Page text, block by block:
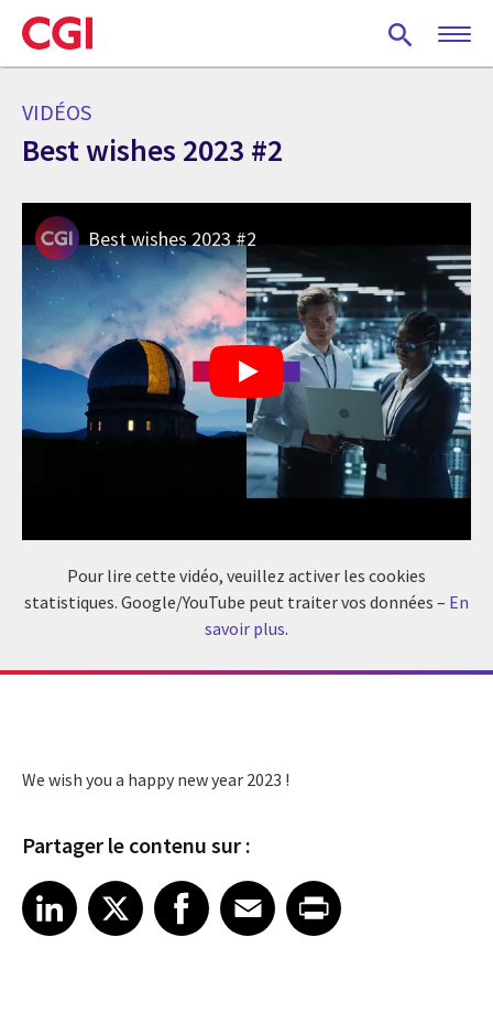
Skip
to
main
VIDÉOS
Best wishes 2023 #2
Best wishes 2023 #2
Pour lire cette vidéo, veuillez activer les cookies
statistiques. Google/YouTube peut traiter vos données – En
savoir plus.
We wish you a happy new year 2023 !
Partager le contenu sur :
Share article on LinkedIn
LinkedIn
Share article on XShare article on Facebook
Facebook
Share article on Email
EmailShare article on Print